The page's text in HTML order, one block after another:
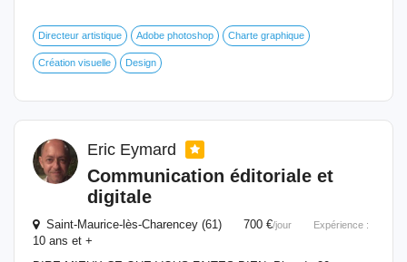
Directeur artistique Adobe photoshop Charte graphique
Création visuelle Design
Eric Eymard
Communication éditoriale et
digitale
Saint-Maurice-lès-Charencey (61) 700 €/jour Expérience :
10 ans et +